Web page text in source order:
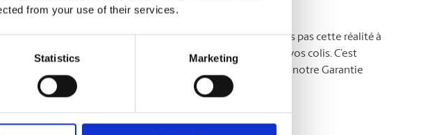
from your use of their services.
Statistics Marketing
sont importants. À The UPS StoreMD, nous ne prenons pas cette réalité à
en emballage sont passés maîtres dans la protection de vos colis. C’est
fièrement de nos services. Protégez vos colis en souscrivant notre Garantie
Passez nous voir pour en savoir plus !